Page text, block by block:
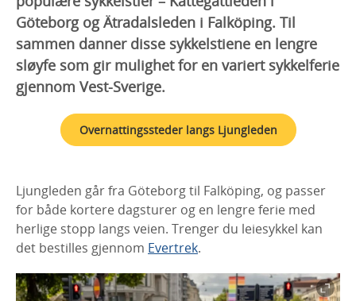
Göteborg og Ätradalsleden i Falköping. Til
sammen danner disse sykkelstiene en lengre
sløyfe som gir mulighet for en variert sykkelferie
gjennom Vest-Sverige.
Overnattingssteder langs Ljungleden
Ljungleden går fra Göteborg til Falköping, og passer
for både kortere dagsturer og en lengre ferie med
herlige stopp langs veien. Trenger du leiesykkel kan
det bestilles gjennom Evertrek.